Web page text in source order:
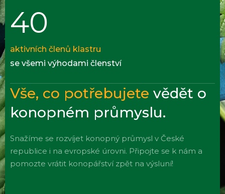
40
aktivních členů klastru
se všemi výhodami členství
Vše, co potřebujete vědět o
konopném průmyslu.
Snažíme se rozvíjet konopný průmysl v České
republice i na evropské úrovni. Připojte se k nám a
pomozte vrátit konopářství zpět na výsluní!